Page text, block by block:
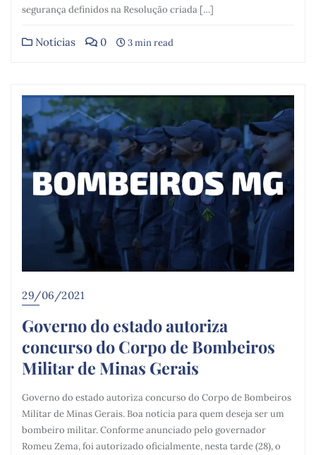
segurança definidos na Resolução criada […]
Notícias 0 3 min read
29/06/2021
Governo do estado autoriza
concurso do Corpo de Bombeiros
Militar de Minas Gerais
Governo do estado autoriza concurso do Corpo de Bombeiros
Militar de Minas Gerais. Boa notícia para quem deseja ser um
bombeiro militar. Conforme anunciado pelo governador
Romeu Zema, foi autorizado oficialmente, nesta tarde (28), o